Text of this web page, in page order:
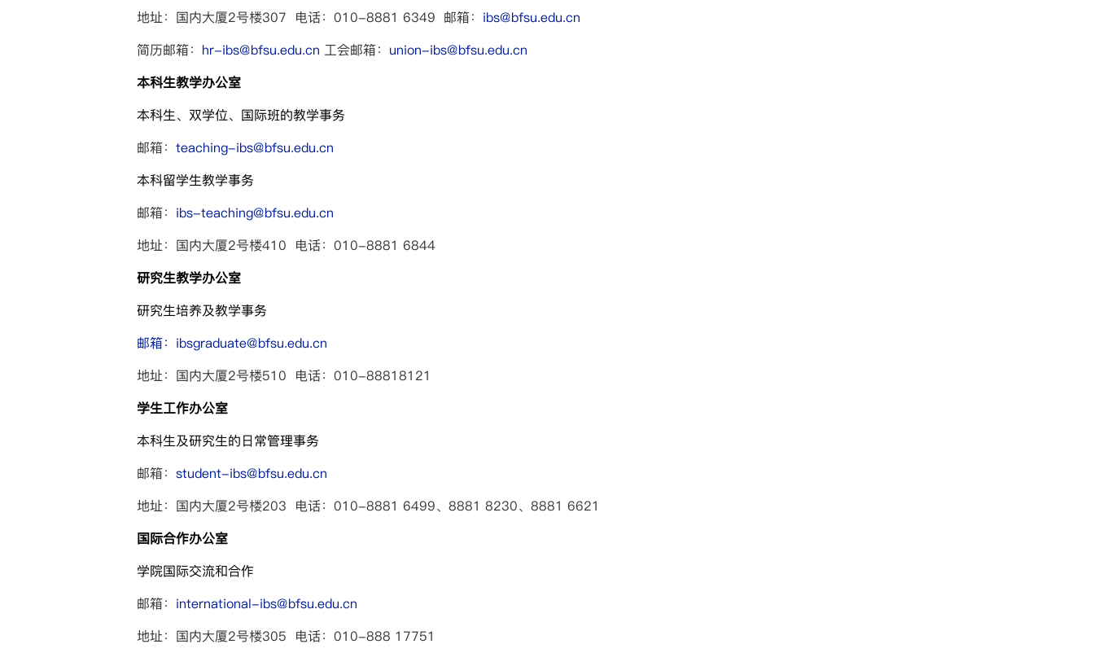
地址：国内大厦2号楼307 电话：010-8881 6349 邮箱： ibs@bfsu.edu.cn
简历邮箱： hr-ibs@bfsu.edu.cn 工会邮箱： union-ibs@bfsu.edu.cn
本科生教学办公室
本科生、双学位、国际班的教学事务
邮箱： teaching-ibs@bfsu.edu.cn
本科留学生教学事务
邮箱： ibs-teaching@bfsu.edu.cn
地址：国内大厦2号楼410 电话：010-8881 6844
研究生教学办公室
研究生培养及教学事务
邮箱： ibsgraduate@bfsu.edu.cn
地址：国内大厦2号楼510 电话：010-88818121
学生工作办公室
本科生及研究生的日常管理事务
邮箱： student-ibs@bfsu.edu.cn
地址：国内大厦2号楼203 电话：010-8881 6499、8881 8230、8881 6621
国际合作办公室
学院国际交流和合作
邮箱： international-ibs@bfsu.edu.cn
地址：国内大厦2号楼305 电话：010-888 17751